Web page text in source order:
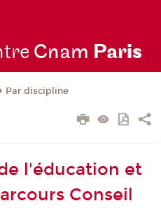
Cnam Paris
Par discipline
l'éducation et
Conseil